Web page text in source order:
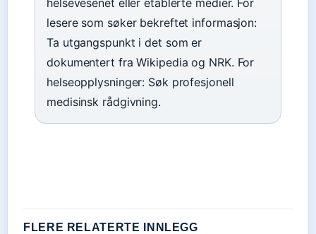
lesere som søker bekreftet informasjon:
Ta utgangspunkt i det som er
dokumentert fra Wikipedia og NRK. For
helseopplysninger: Søk profesjonell
medisinsk rådgivning.
FLERE RELATERTE INNLEGG